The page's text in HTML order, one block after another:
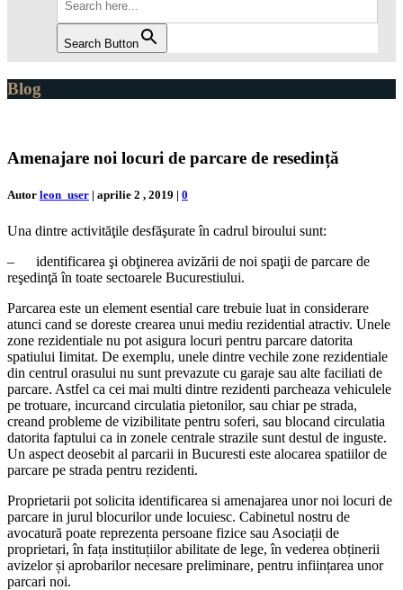
Search Button
Blog
Amenajare noi locuri de parcare de resedință
Autor leon_user | aprilie 2 , 2019 | 0
Una dintre activităţile desfăşurate în cadrul biroului sunt:
– identificarea şi obţinerea avizării de noi spaţii de parcare de
reşedinţă în toate sectoarele Bucurestiului.
Parcarea este un element esential care trebuie luat in considerare
atunci cand se doreste crearea unui mediu rezidential atractiv. Unele
zone rezidentiale nu pot asigura locuri pentru parcare datorita
spatiului Iimitat. De exemplu, unele dintre vechile zone rezidentiale
din centrul orasului nu sunt prevazute cu garaje sau alte faciliati de
parcare. Astfel ca cei mai multi dintre rezidenti parcheaza vehiculele
pe trotuare, incurcand circulatia pietonilor, sau chiar pe strada,
creand probleme de vizibilitate pentru soferi, sau blocand circulatia
datorita faptului ca in zonele centrale strazile sunt destul de inguste.
Un aspect deosebit al parcarii in Bucuresti este alocarea spatiilor de
parcare pe strada pentru rezidenti.
Proprietarii pot solicita identificarea si amenajarea unor noi locuri de
parcare in jurul blocurilor unde locuiesc. Cabinetul nostru de
avocatură poate reprezenta persoane fizice sau Asociații de
proprietari, în fața instituțiilor abilitate de lege, în vederea obținerii
avizelor și aprobarilor necesare preliminare, pentru inființarea unor
parcari noi.